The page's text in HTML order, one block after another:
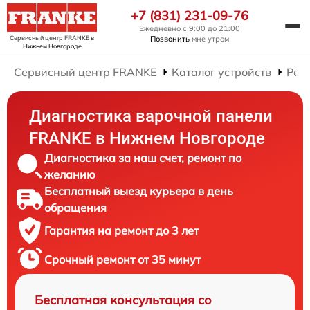
Сервисный центр FRANKEв
Нижнем Новгороде
+7 (831) 231-09-76
Ежедневно с 9:00 до 21:00
Позвонить мне утром
Сервисный центр FRANKE Каталог устройств
Диагностика варочной панели
FRANKE в Нижнем Новгороде
Диагностика за наш счет, ремонт по
желанию
Бесплатный выезд курьера в день
обращения
Гарантия на ремонт до 3 лет
Срочный ремонт от 35 минут
Бесплатная консультация со